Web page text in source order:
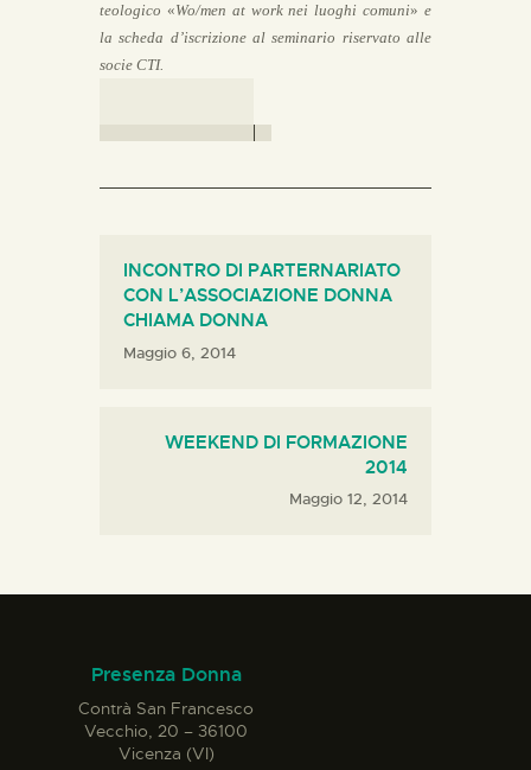
teologico «Wo/men at work nei luoghi comuni» e
la scheda d’iscrizione al seminario riservato alle
socie CTI.
INCONTRO DI PARTERNARIATO
CON L’ASSOCIAZIONE DONNA
CHIAMA DONNA
Maggio 6, 2014
WEEKEND DI FORMAZIONE
2014
Maggio 12, 2014
Presenza Donna
Contrà San Francesco
Vecchio, 20 – 36100
Vicenza (VI)